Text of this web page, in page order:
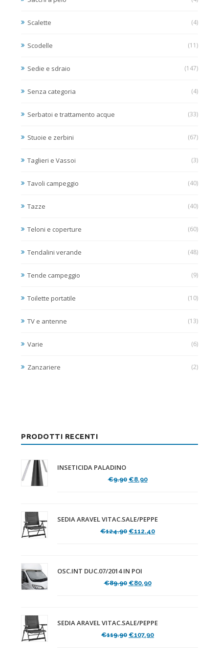
Scalette (4)
Scodelle (11)
Sedie e sdraio (147)
Senza categoria (4)
Serbatoi e trattamento acque (33)
Stuoie e zerbini (67)
Taglieri e Vassoi (3)
Tavoli campeggio (40)
Tazze (40)
Teloni e coperture (60)
Tendalini verande (48)
Tende campeggio (9)
Toilette portatile (10)
TV e antenne (13)
Varie (6)
Zanzariere (2)
PRODOTTI RECENTI
INSETICIDA PALADINO
€9.90 Il
€9.90.
€8.90Il
€8.90.
SEDIA ARAVEL VITAC.SALE/PEPPE
€124.90 Il
€124.90.
€112.40Il
OSC.INT DUC.07/2014 IN POI
€89.90 Il
€89.90.
€80.90Il
€80.90.
SEDIA ARAVEL VITAC.SALE/PEPPE
€119.90 Il
€107.90Il